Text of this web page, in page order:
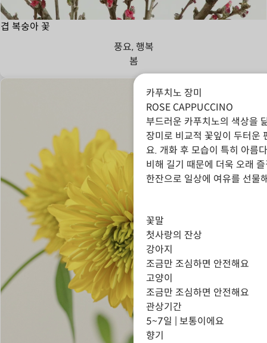
겹 복숭아 꽃
풍요, 행복
봄
카푸치노 장미
ROSE CAPPUCCINO
부드러운 카푸치노의 색상을
장미로 비교적 꽃잎이 두터운
요. 개화 후 모습이 특히 아름
비해 길기 때문에 더욱 오래
한잔으로 일상에 여유를 선물
꽃말
첫사랑의 잔상
강아지
조금만 조심하면 안전해요
고양이
조금만 조심하면 안전해요
관상기간
5~7일 | 보통이에요
향기